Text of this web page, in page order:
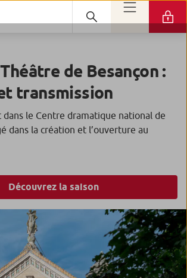
de Besançon :
transmission
dans le Centre dramatique national de
dans la création et l’ouverture au
Découvrez la saison